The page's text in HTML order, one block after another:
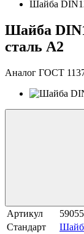
Шайба
Шайба
сталь A2
Аналог ГОСТ
Артикул
59055
Стандарт